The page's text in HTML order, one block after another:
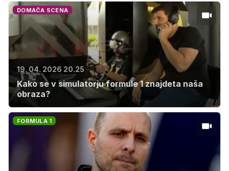
DOMAČA SCENA
19. 04. 2026 20.25
Kako se v simulatorju formule 1 znajdeta naša
obraza?
FORMULA 1